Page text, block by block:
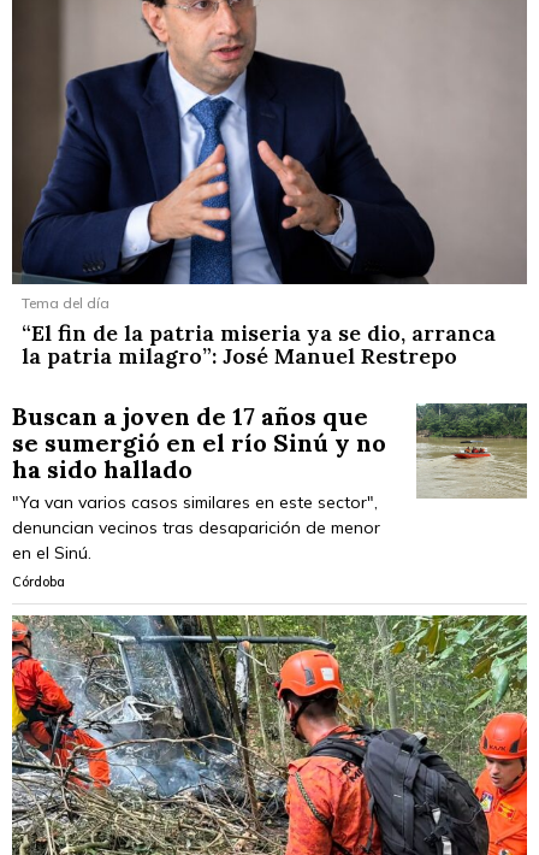
Tema del día
“El fin de la patria miseria ya se dio, arranca
la patria milagro”: José Manuel Restrepo
Buscan a joven de 17 años que
se sumergió en el río Sinú y no
ha sido hallado
"Ya van varios casos similares en este sector",
denuncian vecinos tras desaparición de menor
en el Sinú.
Córdoba